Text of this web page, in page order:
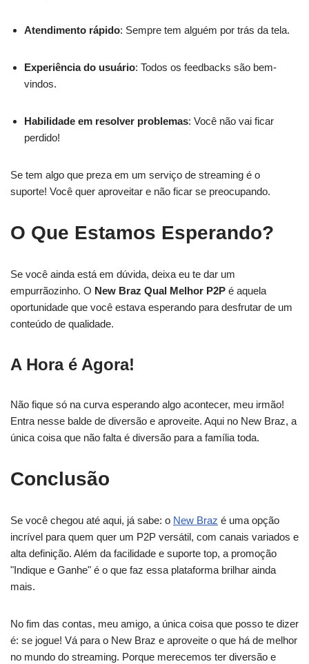
Atendimento rápido: Sempre tem alguém por trás da tela.
Experiência do usuário: Todos os feedbacks são bem-
vindos.
Habilidade em resolver problemas: Você não vai ficar
perdido!
Se tem algo que preza em um serviço de streaming é o
suporte! Você quer aproveitar e não ficar se preocupando.
O Que Estamos Esperando?
Se você ainda está em dúvida, deixa eu te dar um
empurrãozinho. O New Braz Qual Melhor P2P é aquela
oportunidade que você estava esperando para desfrutar de um
conteúdo de qualidade.
A Hora é Agora!
Não fique só na curva esperando algo acontecer, meu irmão!
Entra nesse balde de diversão e aproveite. Aqui no New Braz, a
única coisa que não falta é diversão para a família toda.
Conclusão
Se você chegou até aqui, já sabe: o New Braz é uma opção
incrível para quem quer um P2P versátil, com canais variados e
alta definição. Além da facilidade e suporte top, a promoção
"Indique e Ganhe" é o que faz essa plataforma brilhar ainda
mais.
No fim das contas, meu amigo, a única coisa que posso te dizer
é: se jogue! Vá para o New Braz e aproveite o que há de melhor
no mundo do streaming. Porque merecemos ter diversão e